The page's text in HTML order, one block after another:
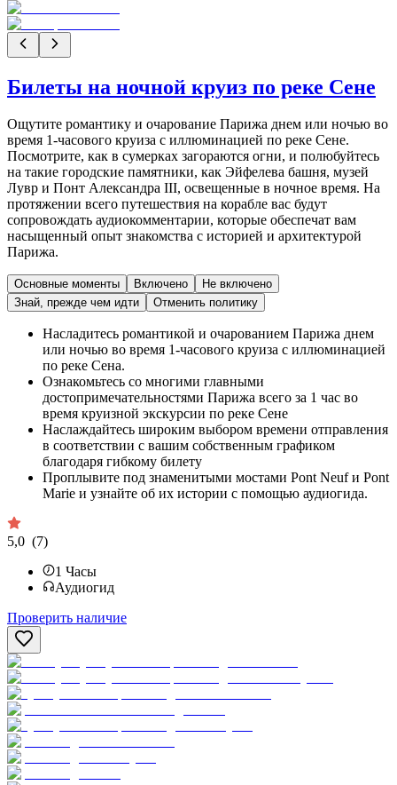
Билеты на ночной круиз по реке Сене
Ощутите романтику и очарование Парижа днем или ночью во
время 1-часового круиза с иллюминацией по реке Сене.
Посмотрите, как в сумерках загораются огни, и полюбуйтесь
на такие городские памятники, как Эйфелева башня, музей
Лувр и Понт Александра III, освещенные в ночное время. На
протяжении всего путешествия на корабле вас будут
сопровождать аудиокомментарии, которые обеспечат вам
насыщенный опыт знакомства с историей и архитектурой
Парижа.
Основные моменты Включено
Не включено
Знай, прежде чем идти
Отменить политику
Насладитесь романтикой и очарованием Парижа днем
или ночью во время 1-часового круиза с иллюминацией
по реке Сена.
Ознакомьтесь со многими главными
достопримечательностями Парижа всего за 1 час во
время круизной экскурсии по реке Сене
Наслаждайтесь широким выбором времени отправления
в соответствии с вашим собственным графиком
благодаря гибкому билету
Проплывите под знаменитыми мостами Pont Neuf и Pont
Marie и узнайте об их истории с помощью аудиогида.
5,0 (7)
1 Часы
Аудиогид
Проверить наличие